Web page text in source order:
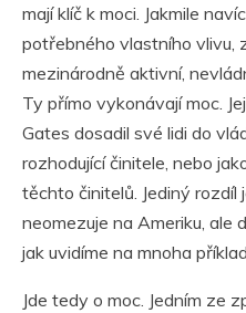
mají klíč k moci. Jakmile
potřebného vlastního vlivu,
mezinárodně aktivní,
Ty přímo vykonávají moc.
Gates dosadil své lidi do
rozhodující činitele, nebo
těchto činitelů. Jediný rozdíl
neomezuje na Ameriku, ale
jak uvidíme na mnoha
Jde tedy o moc. Jedním ze